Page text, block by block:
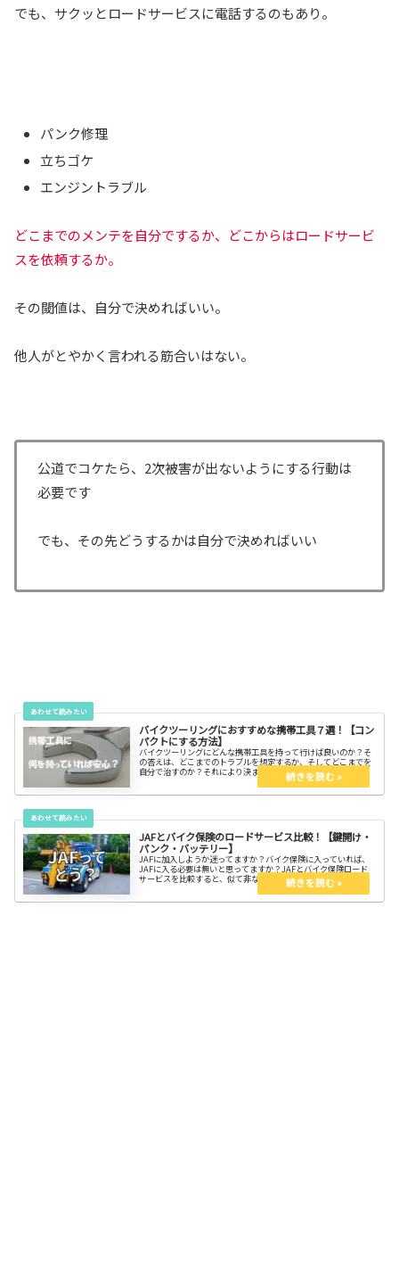
でも、サクッとロードサービスに電話するのもあり。
パンク修理
立ちゴケ
エンジントラブル
どこまでのメンテを自分でするか、どこからはロードサービ
スを依頼するか。
その閾値は、自分で決めればいい。
他人がとやかく言われる筋合いはない。
公道でコケたら、2次被害が出ないようにする行動は
必要です
でも、その先どうするかは自分で決めればいい
バイクツーリングにおすすめな携帯工具７選！【コン
パクトにする方法】
バイクツーリングにどんな携帯工具を持って行けば良いのか？そ
の答えは、どこまでのトラブルを想定するか、そしてどこまでを
自分で治すのか？それにより決まります。そして必要な工具をコ
ンパクトに携帯する方法を知って、スッキリしよう。パンク修理
JAFとバイク保険のロードサービス比較！【鍵開け・
パンク・バッテリー】
JAFに加入しようか迷ってますか？バイク保険に入っていれば、
JAFに入る必要は無いと思ってますか？JAFとバイク保険ロード
サービスを比較すると、似て非なるものなのです。バイク保険に
入って無い人やバイク保険のロードサービスでは不安な人には